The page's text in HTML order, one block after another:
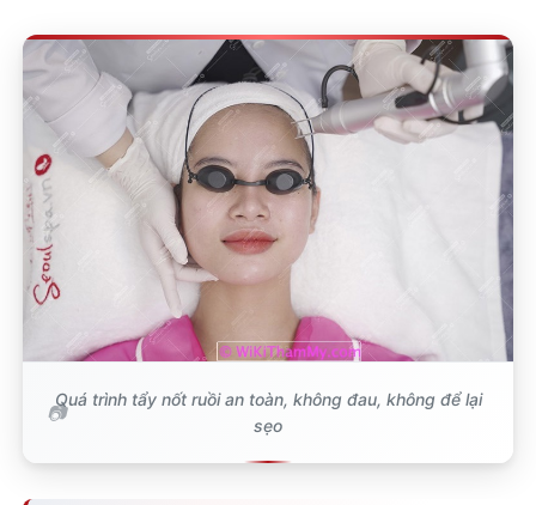
Quá trình tẩy nốt ruồi an toàn, không đau, không để lại
sẹo